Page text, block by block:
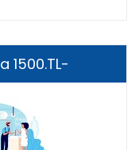
1500.TL-